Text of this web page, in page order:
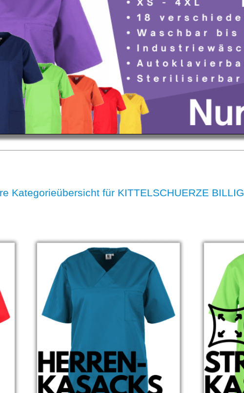
Kategorieübersicht für KITTELSCHUERZE BILLIG